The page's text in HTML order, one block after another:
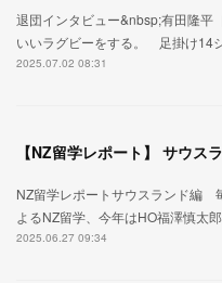
退団インタビュー&nbsp;有田隆平
いいラグビーをする。 足掛け14
2025.07.02 08:31
【NZ留学レポート】 サウス
NZ留学レポートサウスランド編
よるNZ留学、今年はHO福澤慎太
2025.06.27 09:34